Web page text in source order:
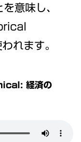
意味し、
れます。
経済の